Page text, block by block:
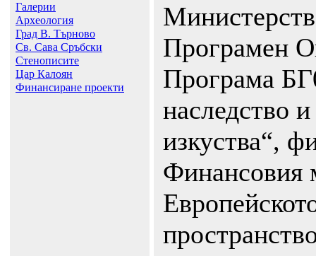
Галерии
Археология
Град В. Търново
Св. Сава Сръбски
Стенописите
Цар Калоян
Финансиране проекти
Програмен
Програма
наследство
изкуства“,
Финансовия